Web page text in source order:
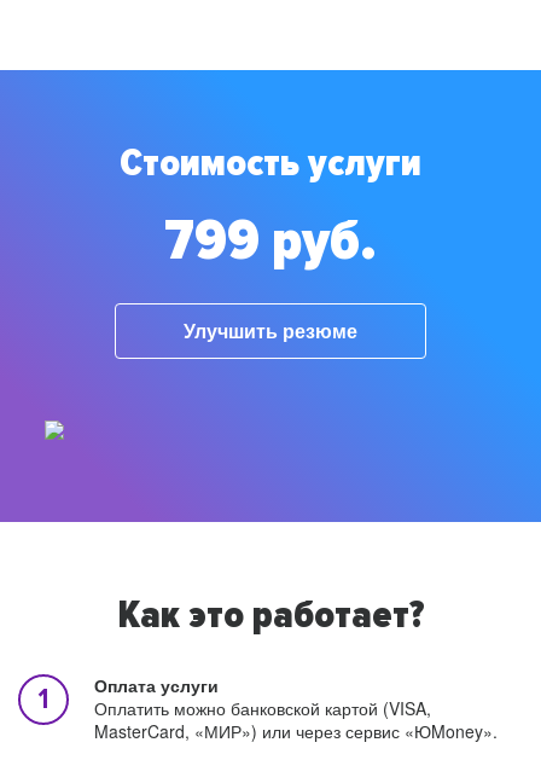
Стоимость услуги
799 руб.
Улучшить резюме
Как это работает?
Оплата услуги
Оплатить можно банковской картой (VISA,
MasterCard, «МИР») или через сервис «ЮMoney».